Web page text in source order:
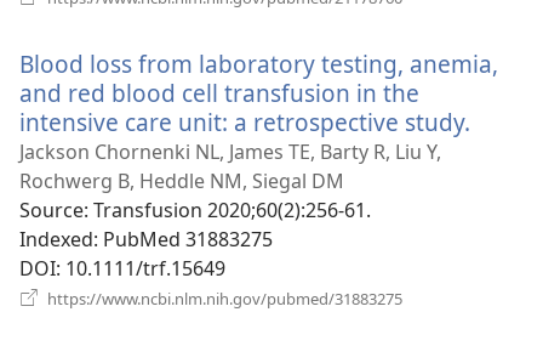
вікні)
Blood loss from laboratory testing, anemia,
and red blood cell transfusion in the
intensive care unit: a retrospective study.
Jackson Chornenki NL, James TE, Barty R, Liu Y,
Rochwerg B, Heddle NM, Siegal DM
Source‎: Transfusion 2020;60(2):256-61.
Indexed‎: PubMed 31883275
DOI‎: 10.1111/trf.15649
https://www.ncbi.nlm.nih.gov/pubmed/31883275